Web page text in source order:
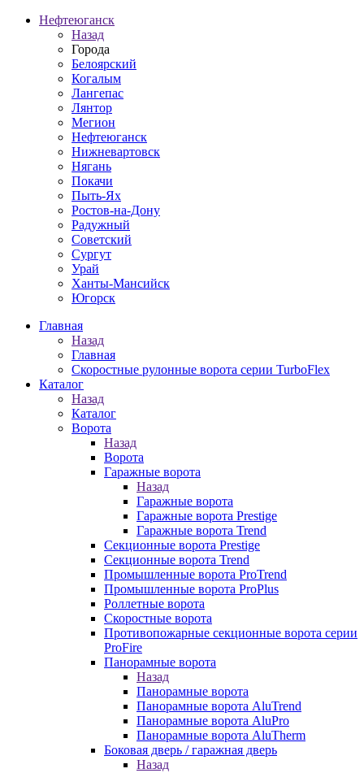
Нефтеюганск
Назад
Города
Белоярский
Когалым
Лангепас
Лянтор
Мегион
Нефтеюганск
Нижневартовск
Нягань
Покачи
Пыть-Ях
Рoстов-на-Дону
Радужный
Советский
Сургут
Урай
Ханты-Мансийск
Югорск
Главная
Назад
Главная
Скоростные рулонные ворота серии TurboFlex
Каталог
Назад
Каталог
Ворота
Назад
Ворота
Гаражные ворота
Назад
Гаражные ворота
Гаражные ворота Prestige
Гаражные ворота Trend
Секционные ворота Prestige
Секционные ворота Trend
Промышленные ворота ProTrend
Промышленные ворота ProPlus
Роллетные ворота
Скоростные ворота
Противопожарные секционные ворота серии
ProFire
Панорамные ворота
Назад
Панорамные ворота
Панорамные ворота AluTrend
Панорамные ворота AluPro
Панорамные ворота AluTherm
Боковая дверь / гаражная дверь
Назад